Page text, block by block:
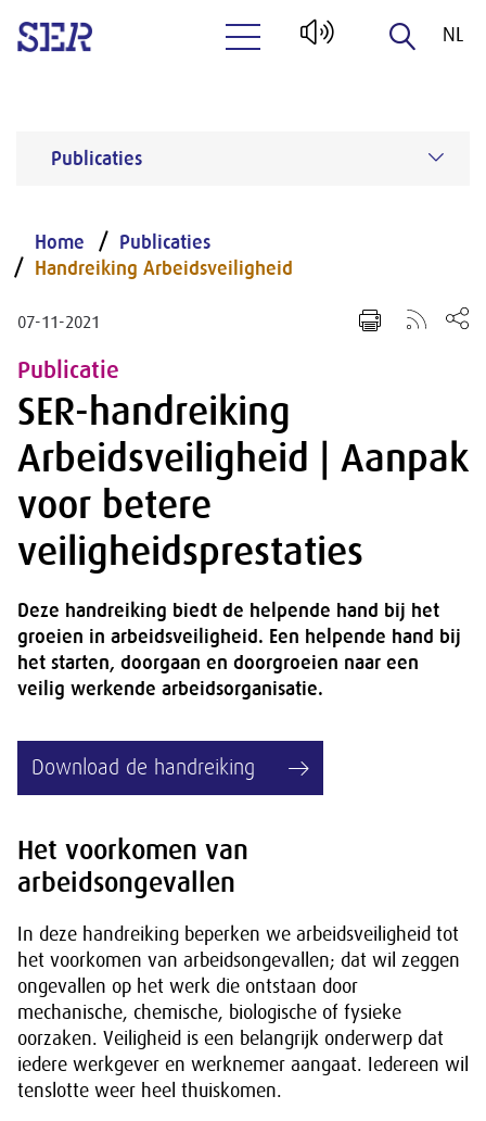
NL
Publicaties
Home
Publicaties
Handreiking Arbeidsveiligheid
07-11-2021
Publicatie
SER-handreiking
Arbeidsveiligheid | Aanpak
voor betere
veiligheidsprestaties
Deze handreiking biedt de helpende hand bij het
groeien in arbeidsveiligheid. Een helpende hand bij
het starten, doorgaan en doorgroeien naar een
veilig werkende arbeidsorganisatie.
Download de handreiking
Het voorkomen van
arbeidsongevallen
In deze handreiking beperken we arbeidsveiligheid tot
het voorkomen van arbeidsongevallen; dat wil zeggen
ongevallen op het werk die ontstaan door
mechanische, chemische, biologische of fysieke
oorzaken. Veiligheid is een belangrijk onderwerp dat
iedere werkgever en werknemer aangaat. Iedereen wil
tenslotte weer heel thuiskomen.